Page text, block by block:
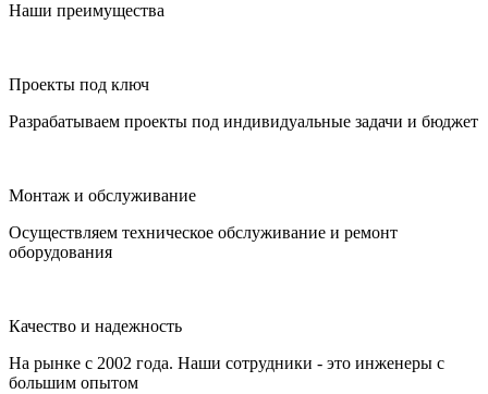
Наши преимущества
Проекты под ключ
Разрабатываем проекты под индивидуальные задачи и бюджет
Монтаж и обслуживание
Осуществляем техническое обслуживание и ремонт
оборудования
Качество и надежность
На рынке с 2002 года. Наши сотрудники - это инженеры с
большим опытом